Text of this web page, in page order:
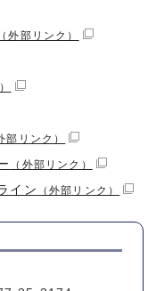
（外部リンク）
部リンク）
（外部リンク）
イン （外部リンク）